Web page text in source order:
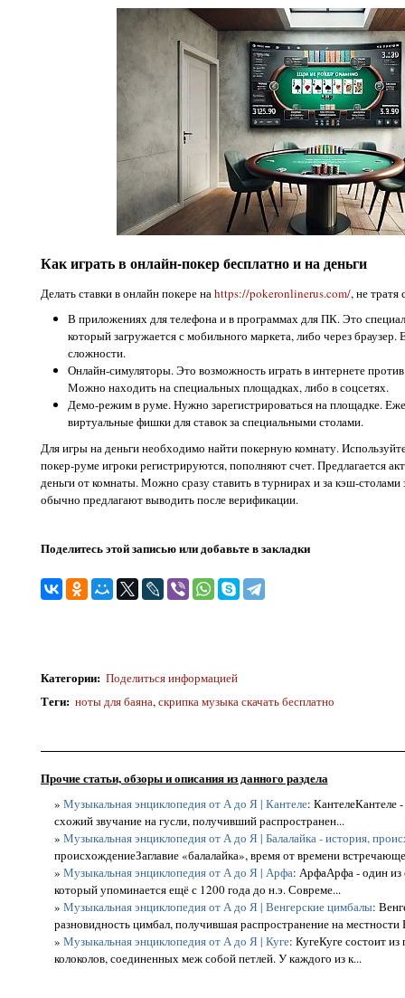
Как играть в онлайн-покер бесплатно и на деньги
Делать ставки в онлайн покере на https://pokeronlinerus.com/, не тратя
В приложениях для телефона и в программах для ПК. Это
который загружается с мобильного маркета, либо через
сложности.
Онлайн-симуляторы. Это возможность играть в интернете
Можно находить на специальных площадках, либо в соцсетях.
Демо-режим в руме. Нужно зарегистрироваться на площадке.
виртуальные фишки для ставок за специальными столами.
Для игры на деньги необходимо найти покерную комнату.
покер-руме игроки регистрируются, пополняют счет. Предлагается
деньги от комнаты. Можно сразу ставить в турнирах и за кэш-
обычно предлагают выводить после верификации.
Поделитесь этой записью или добавьте в закладки
Категории: Поделиться информацией
Теги: ноты для баяна,скрипка музыка скачать бесплатно
Прочие статьи, обзоры и описания из данного раздела
» Музыкальная энциклопедия от А до Я | Кантеле: КантелеКантеле
схожий звучание на гусли, получивший распространен...
» Музыкальная энциклопедия от А до Я | Балалайка - история,
происхождениеЗаглавие «балалайка», время от времени
» Музыкальная энциклопедия от А до Я | Арфа: АрфаАрфа - один из
который упоминается ещё с 1200 года до н.э. Совреме...
» Музыкальная энциклопедия от А до Я | Венгерские цимбалы:
разновидность цимбал, получившая распространение на
» Музыкальная энциклопедия от А до Я | Куге: КугеКуге состоит
колоколов, соединенных меж собой петлей. У каждого из к...